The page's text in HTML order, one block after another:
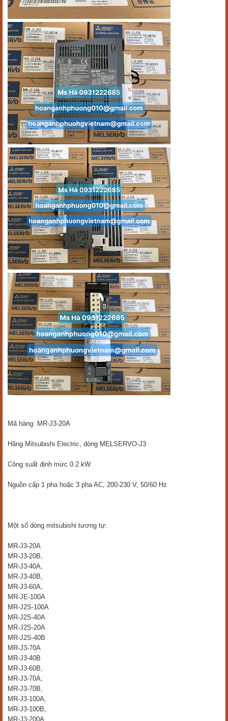
Mã hàng: MR‑J3‑20A
Hãng Mitsubishi Electric, dòng MELSERVO‑J3
Công suất định mức 0.2 kW
Nguồn cấp 1 pha hoặc 3 pha AC, 200‑230 V, 50/60 Hz
Một số dòng mitsubishi tương tự:
MR-J3-20A
MR-J3-20B,
MR-J3-40A,
MR-J3-40B,
MR-J3-60A,
MR-JE-100A
MR-J2S-100A
MR-J2S-40A
MR-J2S-20A
MR-J2S-40B
MR-J3-70A
MR-J3-40B
MR-J3-60B,
MR-J3-70A,
MR-J3-70B,
MR-J3-100A,
MR-J3-100B,
MR-J3-200A,